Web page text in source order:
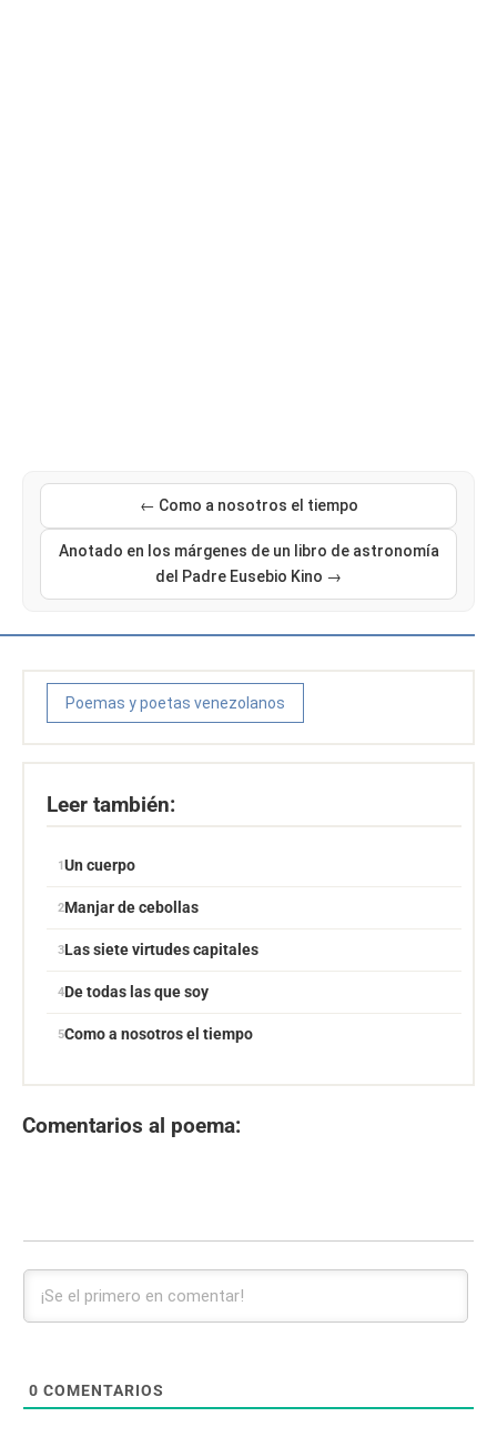
← Como a nosotros el tiempo
Anotado en los márgenes de un libro de astronomía
del Padre Eusebio Kino →
Poemas y poetas venezolanos
Leer también:
Un cuerpo
Manjar de cebollas
Las siete virtudes capitales
De todas las que soy
Como a nosotros el tiempo
Comentarios al poema:
0 COMENTARIOS